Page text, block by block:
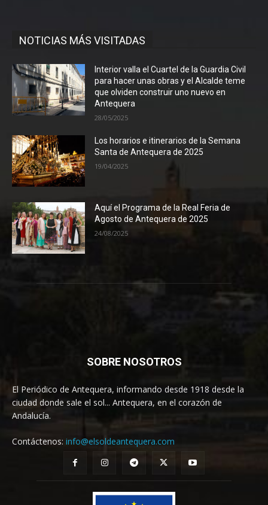
NOTICIAS MÁS VISITADAS
Interior valla el Cuartel de la Guardia Civil
para hacer unas obras y el Alcalde teme
que olviden construir uno nuevo en
Antequera
28/05/2025
Los horarios e itinerarios de la Semana
Santa de Antequera de 2025
19/04/2025
Aquí el Programa de la Real Feria de
Agosto de Antequera de 2025
24/08/2025
SOBRE NOSOTROS
El Periódico de Antequera, informando desde 1918 desde la
ciudad donde sale el sol... Antequera, en el corazón de
Andalucía.
Contáctenos: info@elsoldeantequera.com